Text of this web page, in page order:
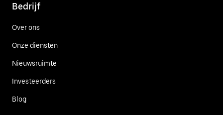
Bedrijf
Over ons
Onze diensten
Nieuwsruimte
Investeerders
Blog